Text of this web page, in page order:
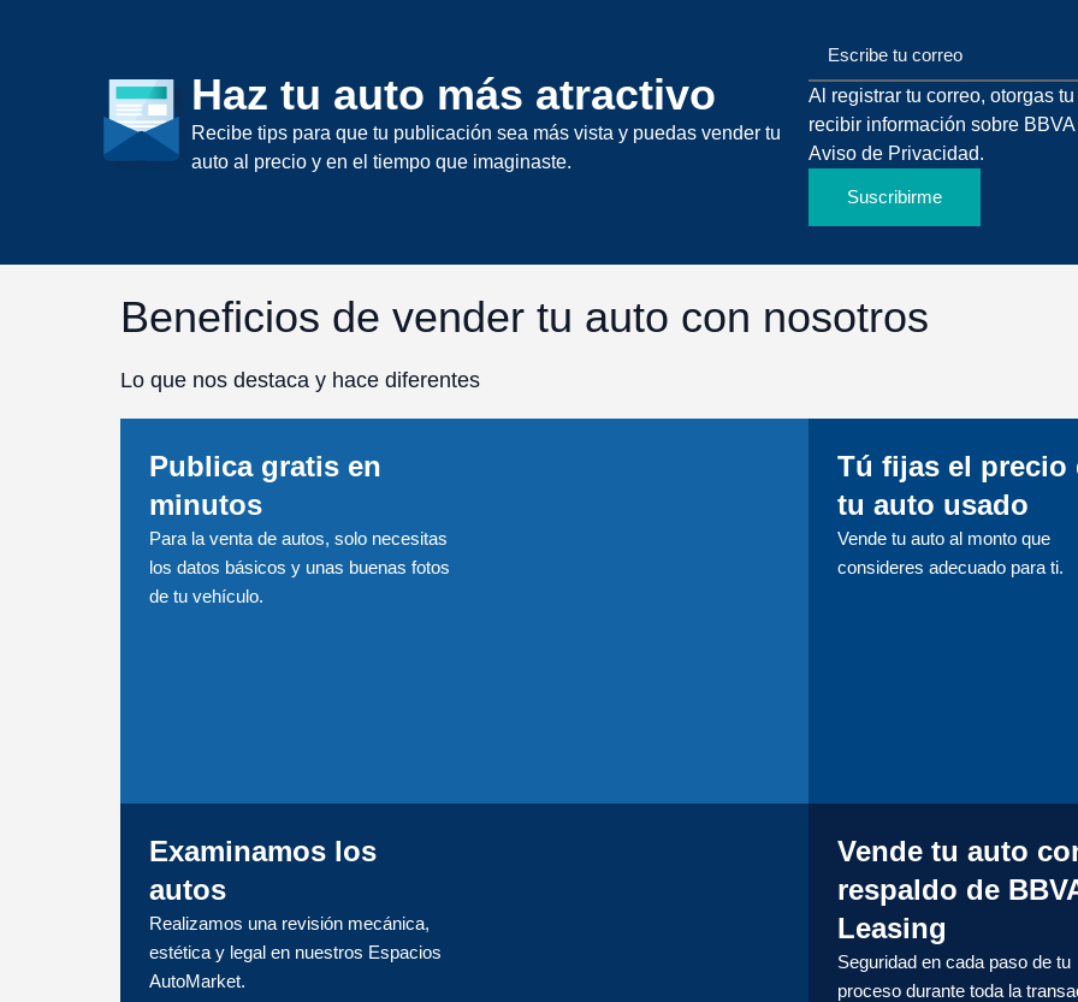
Haz tu auto más atractivo
Recibe tips para que tu publicación sea más vista y puedas vender tu
auto al precio y en el tiempo que imaginaste.
Escribe tu correo
Al registrar tu correo, otorgas
recibir información sobre
Aviso de Privacidad.
Suscribirme
Beneficios de vender tu auto con nosotros
Lo que nos destaca y hace diferentes
Publica gratis en
minutos
Para la venta de autos, solo necesitas
los datos básicos y unas buenas fotos
de tu vehículo.
Tú fijas el precio
tu auto usado
Vende tu auto al monto que
consideres adecuado para ti.
Examinamos los
autos
Realizamos una revisión mecánica,
estética y legal en nuestros Espacios
AutoMarket.
Vende tu auto
respaldo de
Leasing
Seguridad en cada paso de tu
proceso durante toda la